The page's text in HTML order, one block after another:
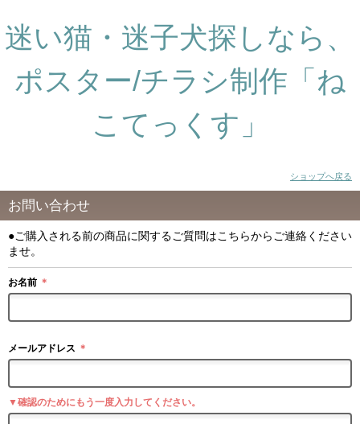
迷い猫・迷子犬探しなら、
ポスター/チラシ制作「ね
こてっくす」
ショップへ戻る
お問い合わせ
●ご購入される前の商品に関するご質問はこちらからご連絡ください
ませ。
お名前 ＊
メールアドレス ＊
▼確認のためにもう一度入力してください。